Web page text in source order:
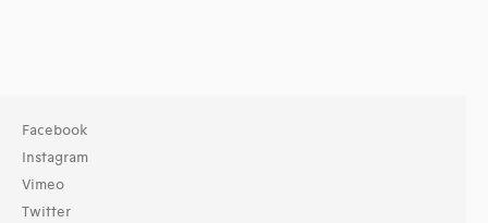
Facebook
Instagram
Vimeo
Twitter